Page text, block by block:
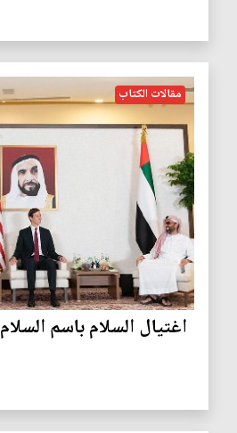
مقالات الكتاب
اغتيال السلام باسم السلام